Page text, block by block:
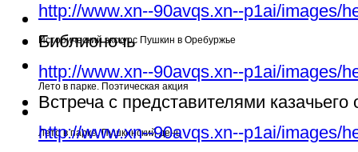
Исторический экскурс Пушкин в Оребуржье
Лето в парке. Поэтическая акция
Лето в парке. Пушкинский день
http://www.xn--90avqs.xn--p1ai/images/
Библионочь
http://www.xn--90avqs.xn--p1ai/images/
Встреча с представителями
http://www.xn--90avqs.xn--p1ai/images/